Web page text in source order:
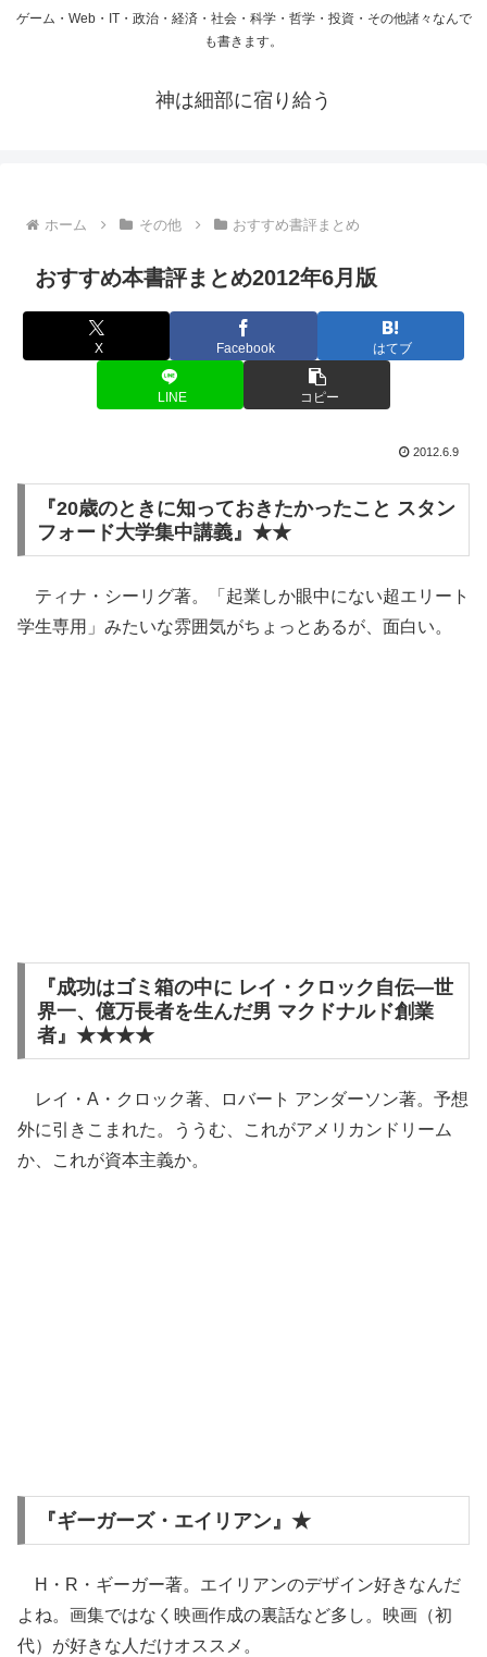
ゲーム・Web・IT・政治・経済・社会・科学・哲学・投資・その他諸々なんで
も書きます。
神は細部に宿り給う
ホーム その他 おすすめ書評まとめ
おすすめ本書評まとめ2012年6月版
X Facebook はてブ
LINE コピー
2012.6.9
『20歳のときに知っておきたかったこと スタン
フォード大学集中講義』★★
ティナ・シーリグ著。「起業しか眼中にない超エリート
学生専用」みたいな雰囲気がちょっとあるが、面白い。
『成功はゴミ箱の中に レイ・クロック自伝―世
界一、億万長者を生んだ男 マクドナルド創業
者』★★★★
レイ・A・クロック著、ロバート アンダーソン著。予想
外に引きこまれた。ううむ、これがアメリカンドリーム
か、これが資本主義か。
『ギーガーズ・エイリアン』★
H・R・ギーガー著。エイリアンのデザイン好きなんだ
よね。画集ではなく映画作成の裏話など多し。映画（初
代）が好きな人だけオススメ。